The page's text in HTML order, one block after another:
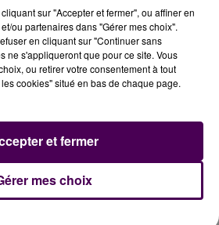
2026
vos entrées à Terra Botanica !
vous au casting The Voice & The Voice
!
du Centre-Val-de-Loire envoyé en
sur "Accepter et fermer", ou affiner en
ou partenaires dans "Gérer mes choix".
en cliquant sur "Continuer sans
ne s'appliqueront que pour ce site. Vous
ou retirer votre consentement à tout
cookies" situé en bas de chaque page.
mes choix
et fermer